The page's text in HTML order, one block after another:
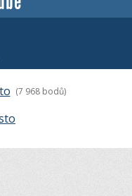
(7 968 bodů)